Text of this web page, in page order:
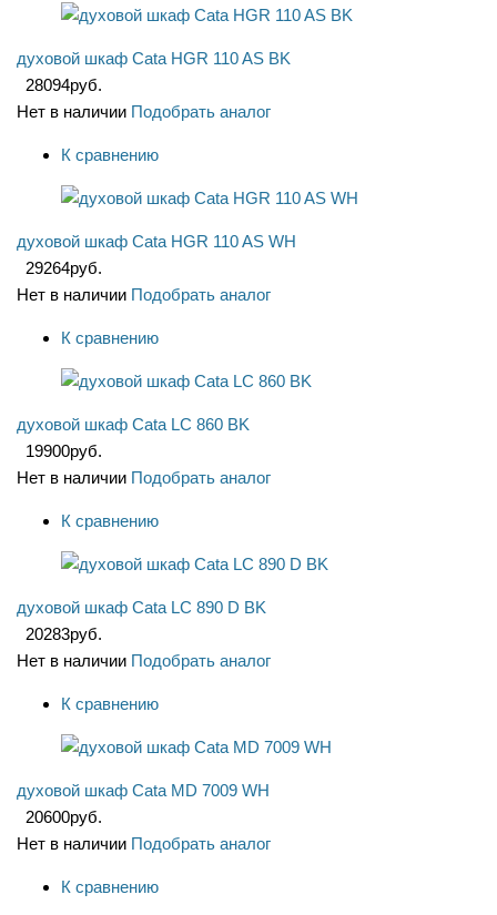
духовой шкаф Cata HGR 110 AS BK
28094руб.
Нет в наличии Подобрать аналог
К сравнению
духовой шкаф Cata HGR 110 AS WH
29264руб.
Нет в наличии Подобрать аналог
К сравнению
духовой шкаф Cata LC 860 BK
19900руб.
Нет в наличии Подобрать аналог
К сравнению
духовой шкаф Cata LC 890 D BK
20283руб.
Нет в наличии Подобрать аналог
К сравнению
духовой шкаф Cata MD 7009 WH
20600руб.
Нет в наличии Подобрать аналог
К сравнению